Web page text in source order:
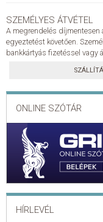
SZEMÉLYES ÁTVÉTEL
A megrendelés díjmentesen
egyeztetést követően.
bankkártyás fizetéssel vagy
ONLINE SZÓTÁR
HÍRLEVÉL